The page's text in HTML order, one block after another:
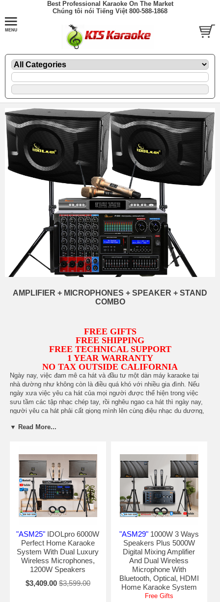
Best Professional Karaoke On The Market
Chúng tôi nói Tiếng Việt 800-588-1868
AMPLIFIER + MICROPHONES + SPEAKER + STAND
COMBO
FREE GIFTS
FREE SHIPPING
FREE TECHNICAL SUPPORT
1 YEAR WARRANTY
NO TAX OUTSIDE CALIFORNIA
Ngày nay, việc đam mê ca hát và đầu tư một dàn máy karaoke tại
nhà dường như không còn là điều quá khó với nhiều gia đình. Nếu
ngày xưa việc yêu ca hát của mọi người được thể hiện trong việc
sưu tầm các tập nhạc chép tay, rồi nghêu ngao ca hát thì ngày nay,
người yêu ca hát phải cất giọng mình lên cùng điệu nhạc du dương,
chọn số 1 cho nhu cầu này. Dàn máy với kiểu dáng hiện đại, sang
khách yêu thích ca hát tại nhà.
▼ Read More...
"ASM25" IDOLpro 6000W
Perfect Home Karaoke
System With Dual Luxury
Wireless Microphones,
1200W Speakers
$3,409.00 $3,599.00
"ASM29"1000W 3 Ways
Speakers Plus 5000W
Digital Mixing Amplifier
And Dual Wireless
Microphone With
Bluetooth, Optical, HDMI
Home Karaoke System
Free Gifts